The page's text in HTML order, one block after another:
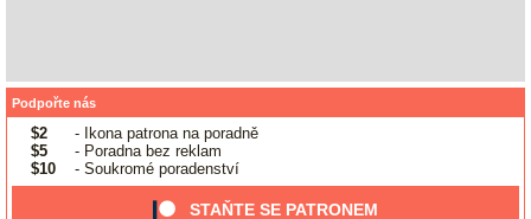
Podpořte nás
$2
- Ikona patrona na poradně
$5
- Poradna bez reklam
$10
- Soukromé poradenství
STAŇTE SE PATRONEM